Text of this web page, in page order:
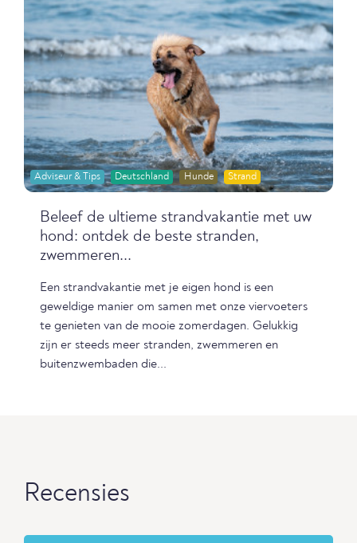
Adviseur & Tips Deutschland Hunde Strand
Beleef de ultieme strandvakantie met uw
hond: ontdek de beste stranden,
zwemmeren...
Een strandvakantie met je eigen hond is een
geweldige manier om samen met onze viervoeters
te genieten van de mooie zomerdagen. Gelukkig
zijn er steeds meer stranden, zwemmeren en
buitenzwembaden die...
Recensies